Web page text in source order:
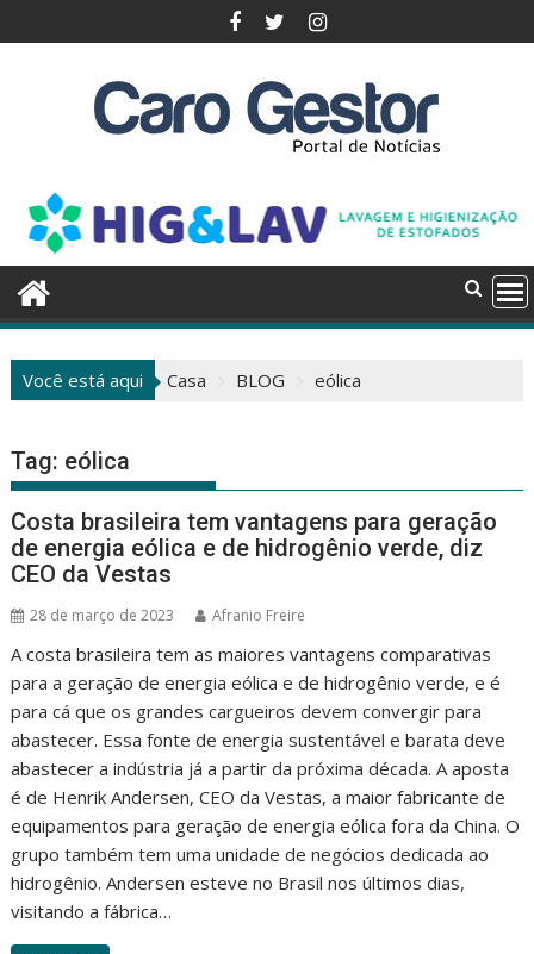
para
Você está aqui Casa BLOG eólica
Tag: eólica
Costa brasileira tem vantagens para geração
de energia eólica e de hidrogênio verde, diz
CEO da Vestas
28 de março de 2023 Afranio Freire
A costa brasileira tem as maiores vantagens comparativas
para a geração de energia eólica e de hidrogênio verde, e é
para cá que os grandes cargueiros devem convergir para
abastecer. Essa fonte de energia sustentável e barata deve
abastecer a indústria já a partir da próxima década. A aposta
é de Henrik Andersen, CEO da Vestas, a maior fabricante de
equipamentos para geração de energia eólica fora da China. O
grupo também tem uma unidade de negócios dedicada ao
hidrogênio. Andersen esteve no Brasil nos últimos dias,
visitando a fábrica…